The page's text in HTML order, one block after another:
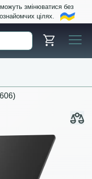
змінюватися без
цілях.